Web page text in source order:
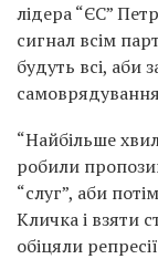
лідера “ЄС”
сигнал всім
будуть всі, аби
“Найбільше
робили
“слуг”, аби
Кличка і взяти
обіцяли